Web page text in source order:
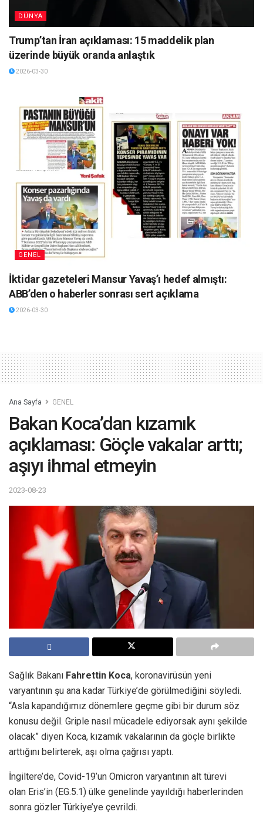
DÜNYA
Trump’tan İran açıklaması: 15 maddelik plan
üzerinde büyük oranda anlaştık
2026-03-30
GENEL
İktidar gazeteleri Mansur Yavaş’ı hedef almıştı:
ABB’den o haberler sonrası sert açıklama
2026-03-30
Ana Sayfa GENEL
Bakan Koca’dan kızamık
açıklaması: Göçle vakalar arttı;
aşıyı ihmal etmeyin
2023-08-23
Sağlık Bakanı Fahrettin Koca, koronavirüsün yeni
varyantının şu ana kadar Türkiye’de görülmediğini söyledi.
“Asla kapandığımız dönemlere geçme gibi bir durum söz
konusu değil. Griple nasıl mücadele ediyorsak aynı şekilde
olacak” diyen Koca, kızamık vakalarının da göçle birlikte
arttığını belirterek, aşı olma çağrısı yaptı.
İngiltere’de, Covid-19’un Omicron varyantının alt türevi
olan Eris’in (EG.5.1) ülke genelinde yayıldığı haberlerinden
sonra gözler Türkiye’ye çevrildi.